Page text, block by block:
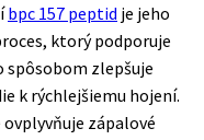
bpc 157 peptid je jeho
ktorý podporuje
spôsobom zlepšuje
k rýchlejšiemu hojení.
zápalové